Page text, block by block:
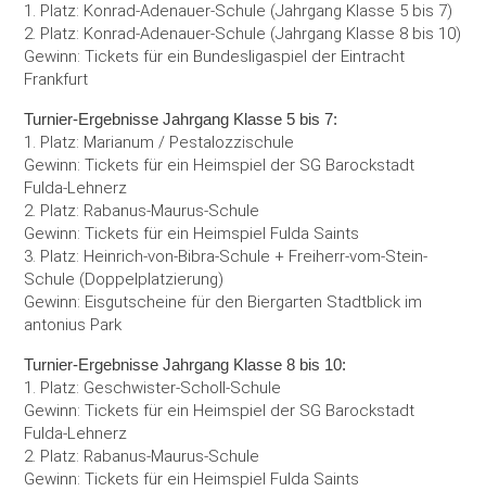
1. Platz: Konrad-Adenauer-Schule (Jahrgang Klasse 5 bis 7)
2. Platz: Konrad-Adenauer-Schule (Jahrgang Klasse 8 bis 10)
Gewinn: Tickets für ein Bundesligaspiel der Eintracht
Frankfurt
Turnier-Ergebnisse Jahrgang Klasse 5 bis 7:
1. Platz: Marianum / Pestalozzischule
Gewinn: Tickets für ein Heimspiel der SG Barockstadt
Fulda-Lehnerz
2. Platz: Rabanus-Maurus-Schule
Gewinn: Tickets für ein Heimspiel Fulda Saints
3. Platz: Heinrich-von-Bibra-Schule + Freiherr-vom-Stein-
Schule (Doppelplatzierung)
Gewinn: Eisgutscheine für den Biergarten Stadtblick im
antonius Park
Turnier-Ergebnisse Jahrgang Klasse 8 bis 10:
1. Platz: Geschwister-Scholl-Schule
Gewinn: Tickets für ein Heimspiel der SG Barockstadt
Fulda-Lehnerz
2. Platz: Rabanus-Maurus-Schule
Gewinn: Tickets für ein Heimspiel Fulda Saints